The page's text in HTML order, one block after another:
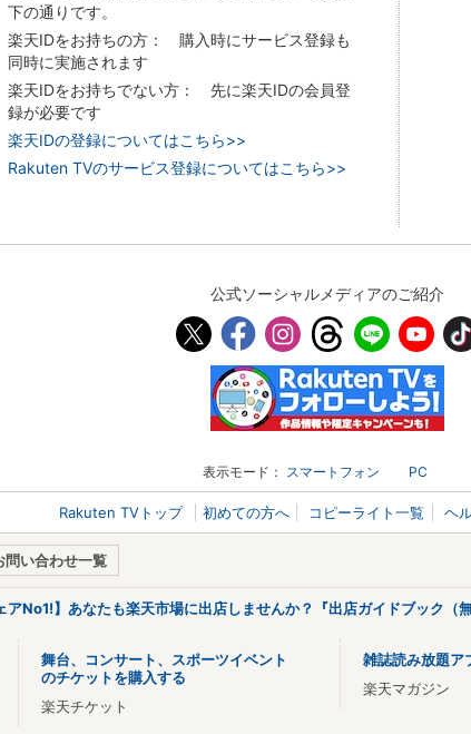
下の通りです。
楽天IDをお持ちの方： 購入時にサービス登録も
同時に実施されます
楽天IDをお持ちでない方： 先に楽天IDの会員登
録が必要です
楽天IDの登録についてはこちら>>
Rakuten TVのサービス登録についてはこちら>>
公式ソーシャルメディアのご紹介
表示モード： スマートフォン PC
Rakuten TVトップ 初めての方へ コピーライト一覧 ヘ
問い合わせ一覧
アNo1!】あなたも楽天市場に出店しませんか？『出店ガイドブック（
舞台、コンサート、スポーツイベント
のチケットを購入する
楽天チケット
雑誌読み放題ア
楽天マガジン